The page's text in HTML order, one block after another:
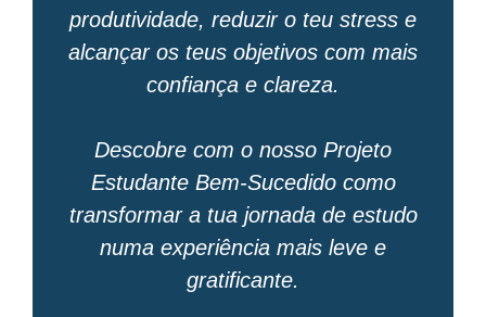
produtividade, reduzir o teu stress e
alcançar os teus objetivos com mais
confiança e clareza.
Descobre com o nosso Projeto
Estudante Bem-Sucedido como
transformar a tua jornada de estudo
numa experiência mais leve e
gratificante.